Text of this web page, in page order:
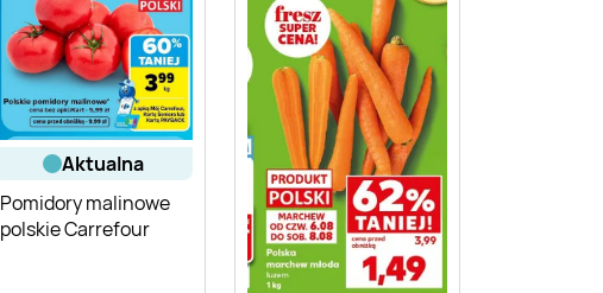
aktualna
Pomidory malinowe
polskie Carrefour